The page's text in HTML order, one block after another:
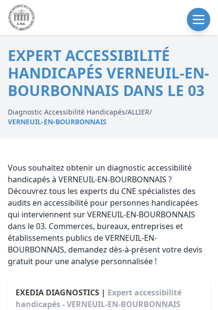
EXPERT ACCESSIBILITÉ
HANDICAPÉS VERNEUIL-EN-
BOURBONNAIS DANS LE 03
Diagnostic Accessibilité Handicapés/ALLIER/
VERNEUIL-EN-BOURBONNAIS
Vous souhaitez obtenir un diagnostic accessibilité
handicapés à VERNEUIL-EN-BOURBONNAIS ?
Découvrez tous les experts du CNE spécialistes des
audits en accessibilité pour personnes handicapées
qui interviennent sur VERNEUIL-EN-BOURBONNAIS
dans le 03. Commerces, bureaux, entreprises et
établissements publics de VERNEUIL-EN-
BOURBONNAIS, demandez dès-à-présent votre devis
gratuit pour une analyse personnalisée !
EXEDIA DIAGNOSTICS | Expert accessibilité
handicapés - VERNEUIL-EN-BOURBONNAIS